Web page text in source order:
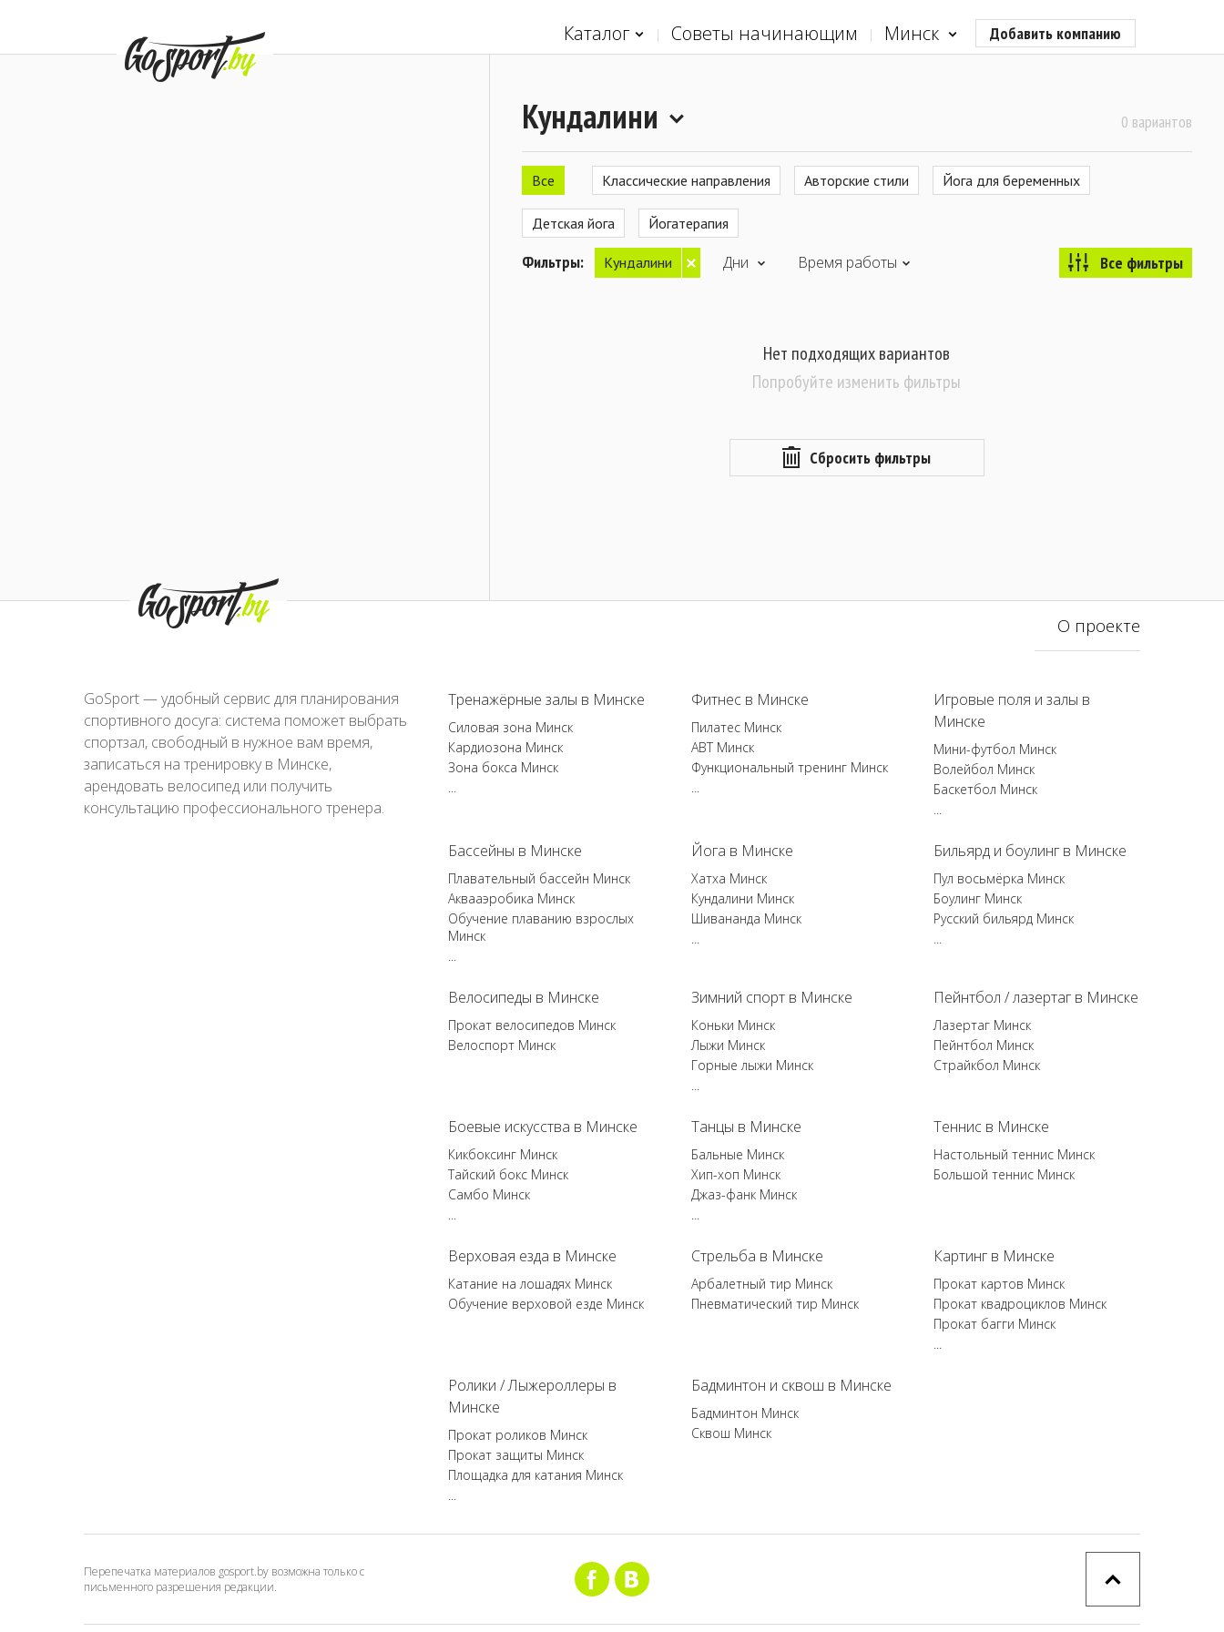
Каталог Советы начинающим Минск Добавить компанию
Кундалини 0 вариантов
Все Классические направления Авторские стили Йога для беременных
Детская йога Йогатерапия
Фильтры: Кундалини Дни Время работы Все фильтры
Нет подходящих вариантов
Попробуйте изменить фильтры
Сбросить фильтры
О проекте
GoSport — удобный сервис для планирования
спортивного досуга: система поможет выбрать
спортзал, свободный в нужное вам время,
записаться на тренировку в Минске,
арендовать велосипед или получить
консультацию профессионального тренера.
Тренажёрные залы в Минске
Силовая зона Минск
Кардиозона Минск
Зона бокса Минск
...
Фитнес в Минске
Пилатес Минск
ABT Минск
Функциональный тренинг Минск
...
Игровые поля и залы в
Минске
Мини-футбол Минск
Волейбол Минск
Баскетбол Минск
...
Бассейны в Минске
Плавательный бассейн Минск
Аквааэробика Минск
Обучение плаванию взрослых
Минск
...
Йога в Минске
Хатха Минск
Кундалини Минск
Шивананда Минск
...
Бильярд и боулинг в Минске
Пул восьмёрка Минск
Боулинг Минск
Русский бильярд Минск
...
Велосипеды в Минске
Прокат велосипедов Минск
Велоспорт Минск
Зимний спорт в Минске
Коньки Минск
Лыжи Минск
Горные лыжи Минск
...
Пейнтбол / лазертаг в Минске
Лазертаг Минск
Пейнтбол Минск
Страйкбол Минск
Боевые искусства в Минске
Кикбоксинг Минск
Тайский бокс Минск
Самбо Минск
...
Танцы в Минске
Бальные Минск
Хип-хоп Минск
Джаз-фанк Минск
...
Теннис в Минске
Настольный теннис Минск
Большой теннис Минск
Верховая езда в Минске
Катание на лошадях Минск
Обучение верховой езде Минск
Стрельба в Минске
Арбалетный тир Минск
Пневматический тир Минск
Картинг в Минске
Прокат картов Минск
Прокат квадроциклов Минск
Прокат багги Минск
...
Ролики / Лыжероллеры в
Минске
Прокат роликов Минск
Прокат защиты Минск
Площадка для катания Минск
...
Бадминтон и сквош в Минске
Бадминтон Минск
Сквош Минск
Перепечатка материалов gosport.by возможна только с
письменного разрешения редакции.